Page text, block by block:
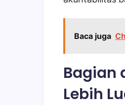
Baca juga
Bagian
Lebih